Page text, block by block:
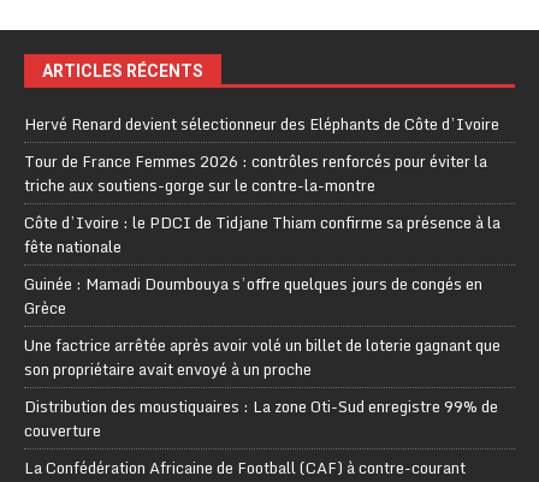
ARTICLES RÉCENTS
Hervé Renard devient sélectionneur des Eléphants de Côte d’Ivoire
Tour de France Femmes 2026 : contrôles renforcés pour éviter la
triche aux soutiens-gorge sur le contre-la-montre
Côte d’Ivoire : le PDCI de Tidjane Thiam confirme sa présence à la
fête nationale
Guinée : Mamadi Doumbouya s’offre quelques jours de congés en
Grèce
Une factrice arrêtée après avoir volé un billet de loterie gagnant que
son propriétaire avait envoyé à un proche
Distribution des moustiquaires : La zone Oti-Sud enregistre 99% de
couverture
La Confédération Africaine de Football (CAF) à contre-courant